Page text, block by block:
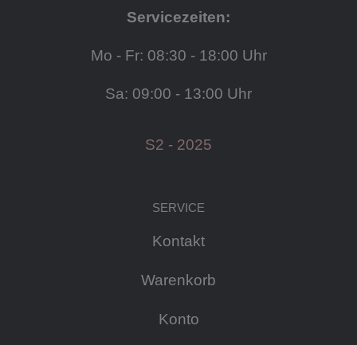
Servicezeiten:
Mo - Fr: 08:30 - 18:00 Uhr
Sa: 09:00 - 13:00 Uhr
S2 - 2025
SERVICE
Kontakt
Warenkorb
Konto